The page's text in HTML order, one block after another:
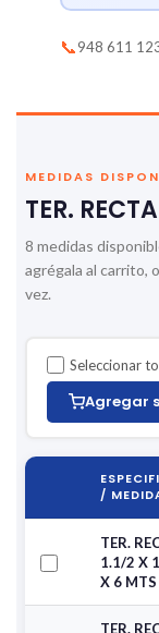
📞948 611
MEDIDAS
TER.
8 medidas
agrégala al carrito,
vez.
Seleccionar
Agregar
/
TER.
1.1/2 X
X 6 MTS
TER.